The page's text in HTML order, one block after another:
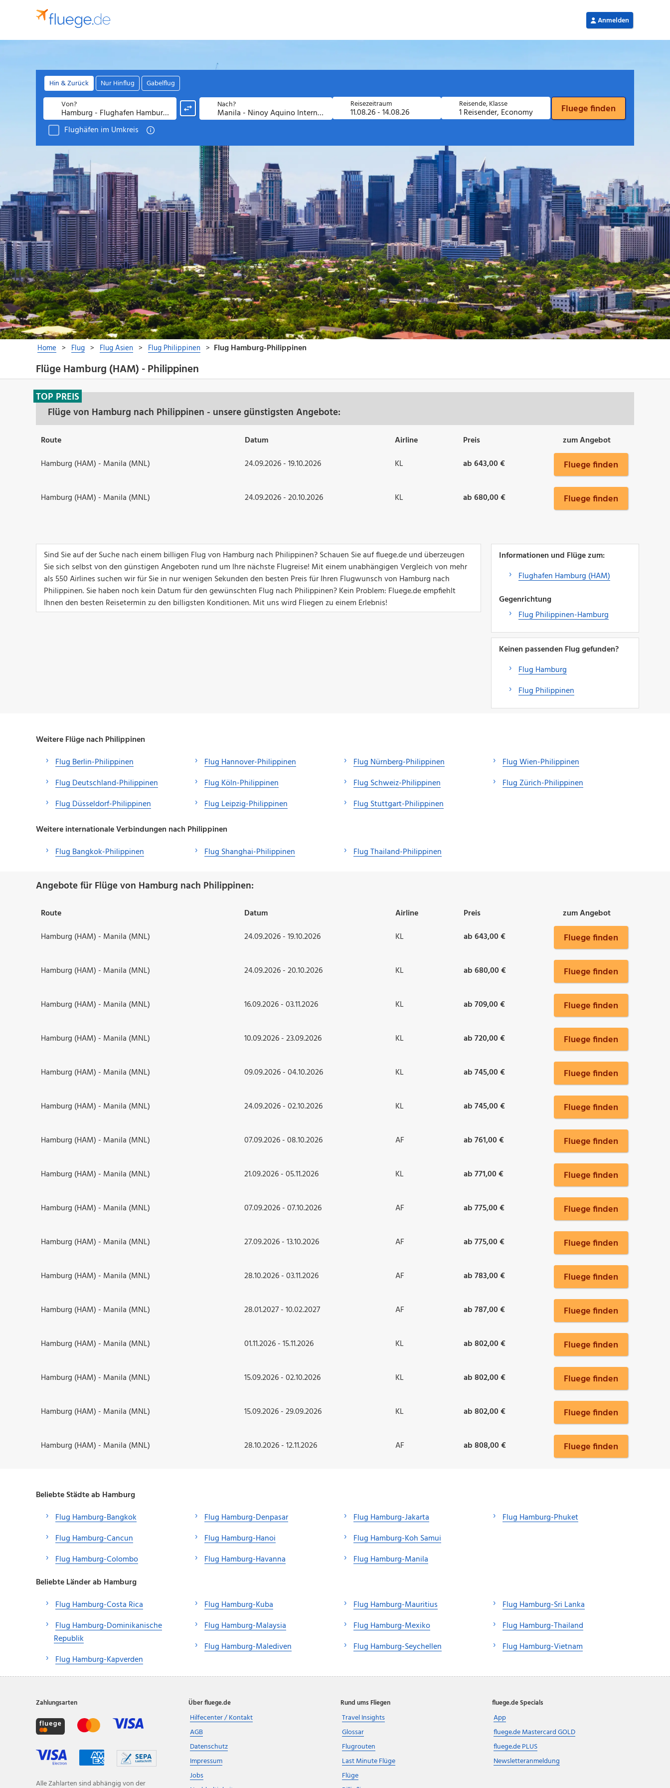
Flüge Hamburg (HAM) - Philippinen
Flüge von Hamburg nach Philippinen - unsere günstigsten Angebote:
TOP PREIS
Route Datum Airline Preis
zum Angebot
Hamburg (HAM) - Manila (MNL)
24.09.2026 - 19.10.2026 KL ab 643,00 € Fluege finden
Hamburg (HAM) - Manila (MNL) 24.09.2026 - 20.10.2026 KL ab 680,00 € Fluege finden
Sind Sie auf der Suche nach einem billigen Flug von Hamburg nach Philippinen? Schauen Sie auf fluege.de und überzeugen
Sie sich selbst von den günstigen Angeboten rund um Ihre nächste Flugreise! Mit einem unabhängigen Vergleich von mehr
als 550 Airlines suchen wir für Sie in nur wenigen Sekunden den besten Preis für Ihren Flugwunsch von Hamburg nach
Philippinen. Sie haben noch kein Datum für den gewünschten Flug nach Philippinen? Kein Problem: Fluege.de empfiehlt
Ihnen den besten Reisetermin zu den billigsten Konditionen. Mit uns wird Fliegen zu einem Erlebnis!
Informationen und Flüge zum:
Flughafen Hamburg (HAM)
Gegenrichtung
Flug Philippinen-Hamburg
Keinen passenden Flug gefunden?
Flug Hamburg
Flug Philippinen
Weitere Flüge nach Philippinen
Flug Berlin-Philippinen
Flug Deutschland-Philippinen
Flug Düsseldorf-Philippinen
Flug Hannover-Philippinen
Flug Köln-Philippinen
Flug Leipzig-Philippinen
Flug Nürnberg-Philippinen
Flug Schweiz-Philippinen
Flug Stuttgart-Philippinen
Flug Wien-Philippinen
Flug Zürich-Philippinen
Weitere internationale Verbindungen nach Philippinen
Flug Bangkok-Philippinen
Flug Shanghai-Philippinen Flug Thailand-Philippinen
Angebote für Flüge von Hamburg nach Philippinen:
Route Datum Airline Preis
zum Angebot
Hamburg (HAM) - Manila (MNL)
24.09.2026 - 19.10.2026 KL ab 643,00 € Fluege finden
Hamburg (HAM) - Manila (MNL) 24.09.2026 - 20.10.2026 KL ab 680,00 € Fluege finden
Hamburg (HAM) - Manila (MNL) 16.09.2026 - 03.11.2026 KL ab 709,00 € Fluege finden
Hamburg (HAM) - Manila (MNL) 10.09.2026 - 23.09.2026 KL ab 720,00 € Fluege finden
Hamburg (HAM) - Manila (MNL) 09.09.2026 - 04.10.2026 KL ab 745,00 € Fluege finden
Hamburg (HAM) - Manila (MNL) 24.09.2026 - 02.10.2026 KL ab 745,00 € Fluege finden
Hamburg (HAM) - Manila (MNL) 07.09.2026 - 08.10.2026 AF ab 761,00 € Fluege finden
Hamburg (HAM) - Manila (MNL) 21.09.2026 - 05.11.2026 KL ab 771,00 € Fluege finden
Hamburg (HAM) - Manila (MNL) 07.09.2026 - 07.10.2026 AF ab 775,00 € Fluege finden
Hamburg (HAM) - Manila (MNL) 27.09.2026 - 13.10.2026 AF ab 775,00 € Fluege finden
Hamburg (HAM) - Manila (MNL) 28.10.2026 - 03.11.2026 AF ab 783,00 € Fluege finden
Hamburg (HAM) - Manila (MNL) 28.01.2027 - 10.02.2027 AF ab 787,00 € Fluege finden
Hamburg (HAM) - Manila (MNL) 01.11.2026 - 15.11.2026 KL ab 802,00 € Fluege finden
Hamburg (HAM) - Manila (MNL) 15.09.2026 - 02.10.2026 KL ab 802,00 € Fluege finden
Hamburg (HAM) - Manila (MNL) 15.09.2026 - 29.09.2026 KL ab 802,00 € Fluege finden
Hamburg (HAM) - Manila (MNL) 28.10.2026 - 12.11.2026 AF ab 808,00 € Fluege finden
Beliebte Städte ab Hamburg
Flug Hamburg-Bangkok
Flug Hamburg-Cancun
Flug Hamburg-Colombo
Flug Hamburg-Denpasar
Flug Hamburg-Hanoi
Flug Hamburg-Havanna
Flug Hamburg-Jakarta
Flug Hamburg-Koh Samui
Flug Hamburg-Manila
Flug Hamburg-Phuket
Beliebte Länder ab Hamburg
Flug Hamburg-Costa Rica
Flug Hamburg-Dominikanische
Republik
Flug Hamburg-Kapverden
Flug Hamburg-Kuba
Flug Hamburg-Malaysia
Flug Hamburg-Malediven
Flug Hamburg-Mauritius
Flug Hamburg-Mexiko
Flug Hamburg-Seychellen
Flug Hamburg-Sri Lanka
Flug Hamburg-Thailand
Flug Hamburg-Vietnam